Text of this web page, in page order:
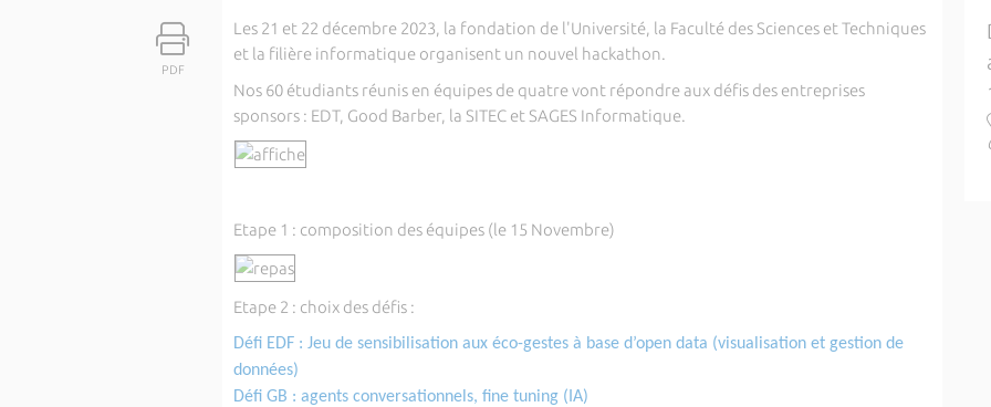
PDF
Les 21 et 22 décembre 2023, la fondation de l'Université, la Faculté des Sciences et Techniques
et la filière informatique organisent un nouvel hackathon.
Nos 60 étudiants réunis en équipes de quatre vont répondre aux défis des entreprises
sponsors : EDT, Good Barber, la SITEC et SAGES Informatique.
Etape 1 : composition des équipes (le 15 Novembre)
Etape 2 : choix des défis :
Défi EDF : Jeu de sensibilisation aux éco-gestes à base d’open data (visualisation et gestion de
données)
Défi GB : agents conversationnels, fine tuning (IA)